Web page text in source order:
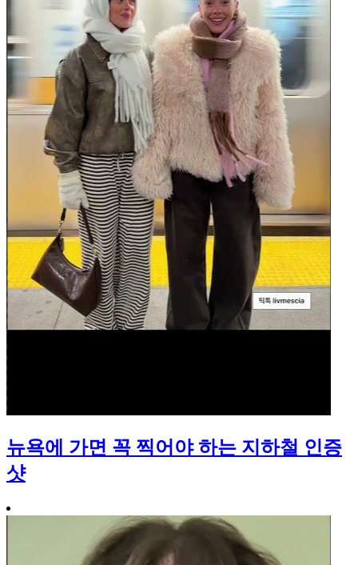
뉴욕에 가면 꼭 찍어야 하는 지하철 인증
샷